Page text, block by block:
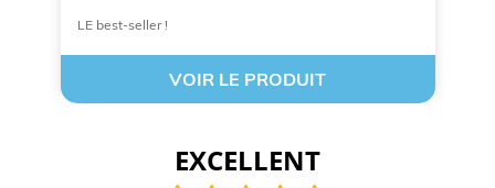
LE best-seller !
VOIR LE PRODUIT
EXCELLENT